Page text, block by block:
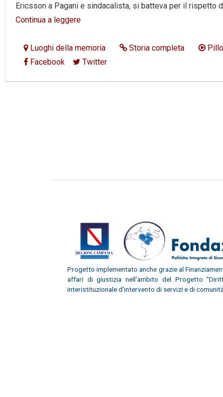
Ericsson a Pagani e sindacalista, si batteva per il rispetto
Continua a leggere
Luoghi della memoria Storia completa
Facebook
Twitter
Progetto implementato anche grazie al
affari di giustizia nell'ambito del Progetto
interistituzionale d'intervento di servizi e di